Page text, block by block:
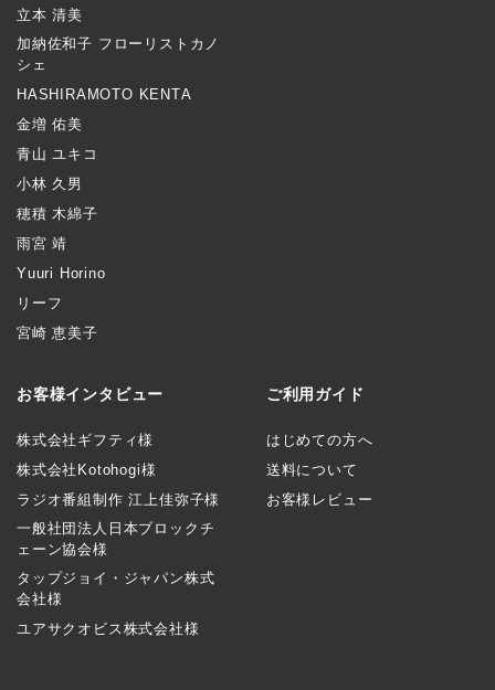
立本 清美
加納佐和子 フローリストカノ
シェ
HASHIRAMOTO KENTA
金増 佑美
青山 ユキコ
小林 久男
穂積 木綿子
雨宮 靖
Yuuri Horino
リーフ
宮崎 恵美子
お客様インタビュー
株式会社ギフティ様
株式会社Kotohogi様
ラジオ番組制作 江上佳弥子様
一般社団法人日本ブロックチ
ェーン協会様
タップジョイ・ジャパン株式
会社様
ユアサクオビス株式会社様
ご利用ガイド
はじめての方へ
送料について
お客様レビュー